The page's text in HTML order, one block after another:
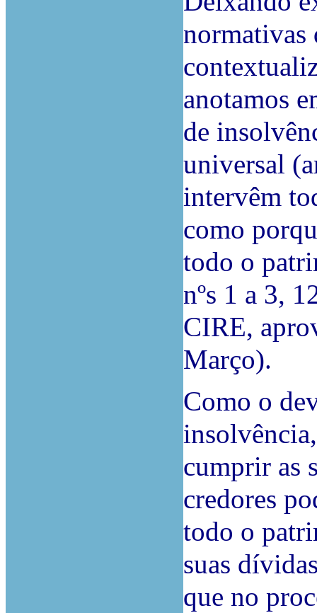
normativas
anotamos
de
universal
intervêm
como
todo o
nºs 1 a 3,
CIRE,
Março).
Como o
cumprir as
credores
todo o
suas
que no